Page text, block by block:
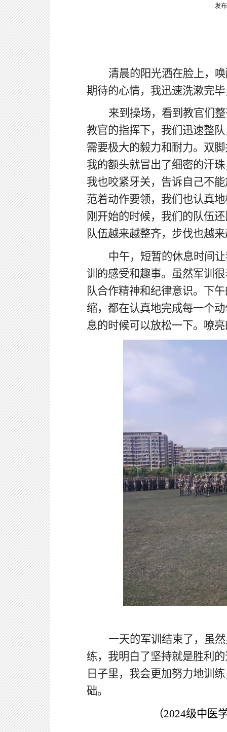
发
清晨的阳光洒在脸上，
期待的心情，我迅速洗漱完
来到操场，看到教官们
教官的指挥下，我们迅速整
需要极大的毅力和耐力。双
我的额头就冒出了细密的汗
我也咬紧牙关，告诉自己不
范着动作要领，我们也认真
刚开始的时候，我们的队伍
队伍越来越整齐，步伐也越
中午，短暂的休息时间
训的感受和趣事。虽然军训
队合作精神和纪律意识。下
缩，都在认真地完成每一个
息的时候可以放松一下。嘹
一天的军训结束了，虽
练，我明白了坚持就是胜利
日子里，我会更加努力地训
础。
（2024级中医